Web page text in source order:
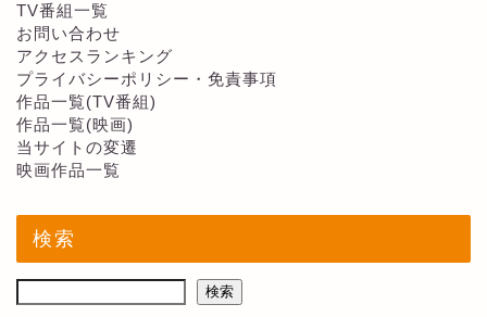
TV番組一覧
お問い合わせ
アクセスランキング
プライバシーポリシー・免責事項
作品一覧(TV番組)
作品一覧(映画)
当サイトの変遷
映画作品一覧
検索
検索